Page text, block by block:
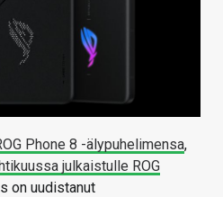
Phone 8 -älypuhelimensa,
julkaistulle ROG
on uudistanut